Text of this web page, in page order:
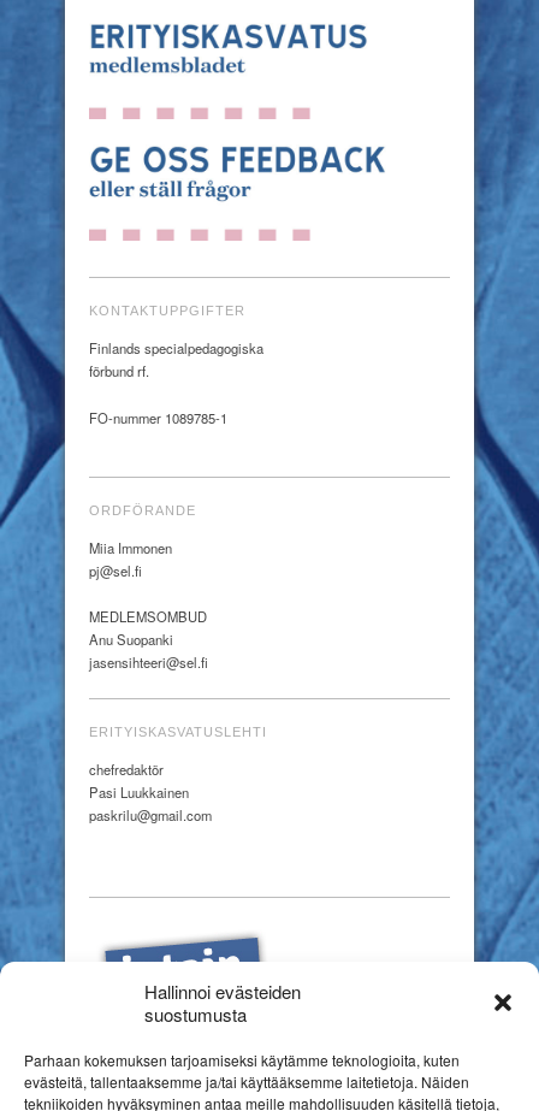
Hallinnoi evästeiden
suostumusta
Parhaan kokemuksen tarjoamiseksi käytämme teknologioita, kuten
evästeitä, tallentaaksemme ja/tai käyttääksemme laitetietoja. Näiden
tekniikoiden hyväksyminen antaa meille mahdollisuuden käsitellä tietoja,
KONTAKTUPPGIFTER
Finlands specialpedagogiska
förbund rf.
FO-nummer 1089785-1
ORDFÖRANDE
Miia Immonen
pj@sel.fi
MEDLEMSOMBUD
Anu Suopanki
jasensihteeri@sel.fi
ERITYISKASVATUSLEHTI
chefredaktör
Pasi Luukkainen
paskrilu@gmail.com